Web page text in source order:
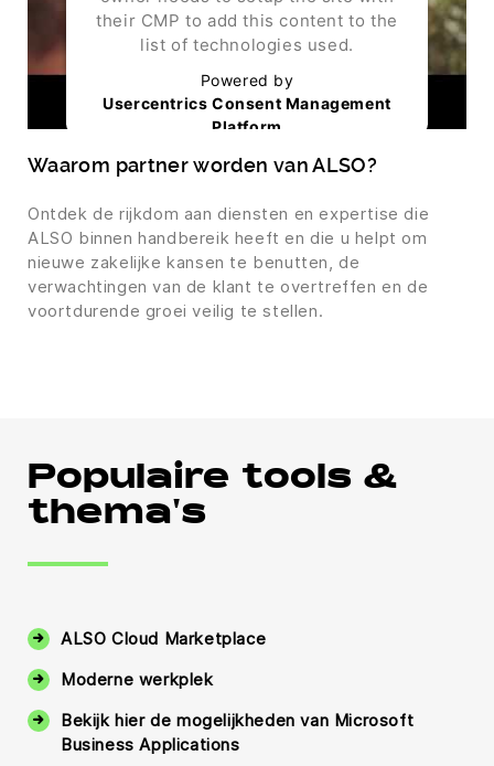
their CMP to add this content to the
list of technologies used.
Powered by
Usercentrics Consent Management
Platform
Waarom partner worden van ALSO?
Ontdek de rijkdom aan diensten en expertise die
ALSO binnen handbereik heeft en die u helpt om
nieuwe zakelijke kansen te benutten, de
verwachtingen van de klant te overtreffen en de
voortdurende groei veilig te stellen.
Populaire tools &
thema's
ALSO Cloud Marketplace
Moderne werkplek
Bekijk hier de mogelijkheden van Microsoft
Business Applications